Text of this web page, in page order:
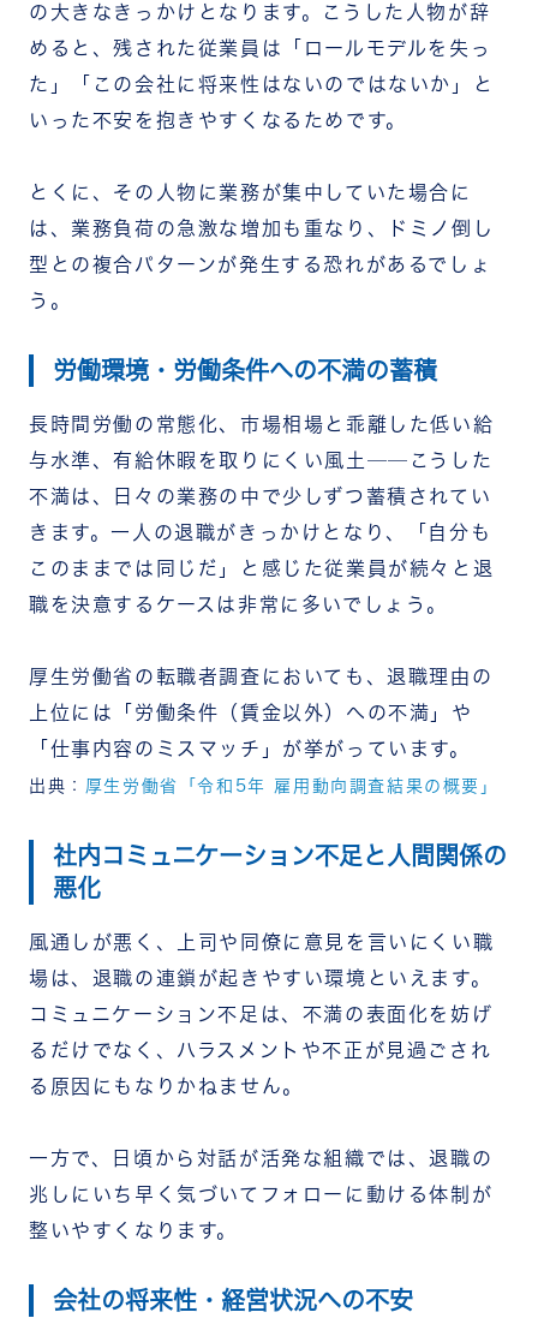
の大きなきっかけとなります。こうした人物が辞
めると、残された従業員は「ロールモデルを失っ
た」「この会社に将来性はないのではないか」と
いった不安を抱きやすくなるためです。
とくに、その人物に業務が集中していた場合に
は、業務負荷の急激な増加も重なり、ドミノ倒し
型との複合パターンが発生する恐れがあるでしょ
う。
労働環境・労働条件への不満の蓄積
長時間労働の常態化、市場相場と乖離した低い給
与水準、有給休暇を取りにくい風土──こうした
不満は、日々の業務の中で少しずつ蓄積されてい
きます。一人の退職がきっかけとなり、「自分も
このままでは同じだ」と感じた従業員が続々と退
職を決意するケースは非常に多いでしょう。
厚生労働省の転職者調査においても、退職理由の
上位には「労働条件（賃金以外）への不満」や
「仕事内容のミスマッチ」が挙がっています。
出典： 厚生労働省「令和5年 雇用動向調査結果の概要」
社内コミュニケーション不足と人間関係の
悪化
風通しが悪く、上司や同僚に意見を言いにくい職
場は、退職の連鎖が起きやすい環境といえます。
コミュニケーション不足は、不満の表面化を妨げ
るだけでなく、ハラスメントや不正が見過ごされ
る原因にもなりかねません。
一方で、日頃から対話が活発な組織では、退職の
兆しにいち早く気づいてフォローに動ける体制が
整いやすくなります。
会社の将来性・経営状況への不安